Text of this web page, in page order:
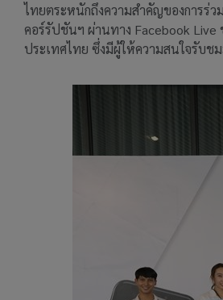
ไทยตระหนักถึงความสำคัญของการร่
คอร์รัปชันฯ ผ่านทาง Facebook Live
ประเทศไทย ซึ่งมีผู้ให้ความสนใจรับช